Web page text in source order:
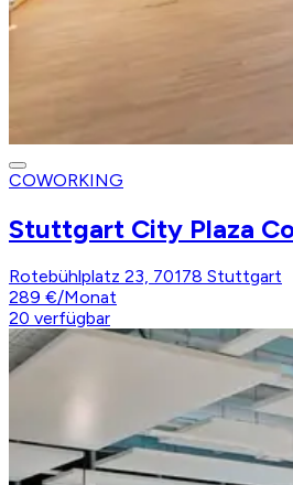
COWORKING
Stuttgart City Plaza
Rotebühlplatz 23, 70178 Stuttgart
289 €/Monat
20 verfügbar